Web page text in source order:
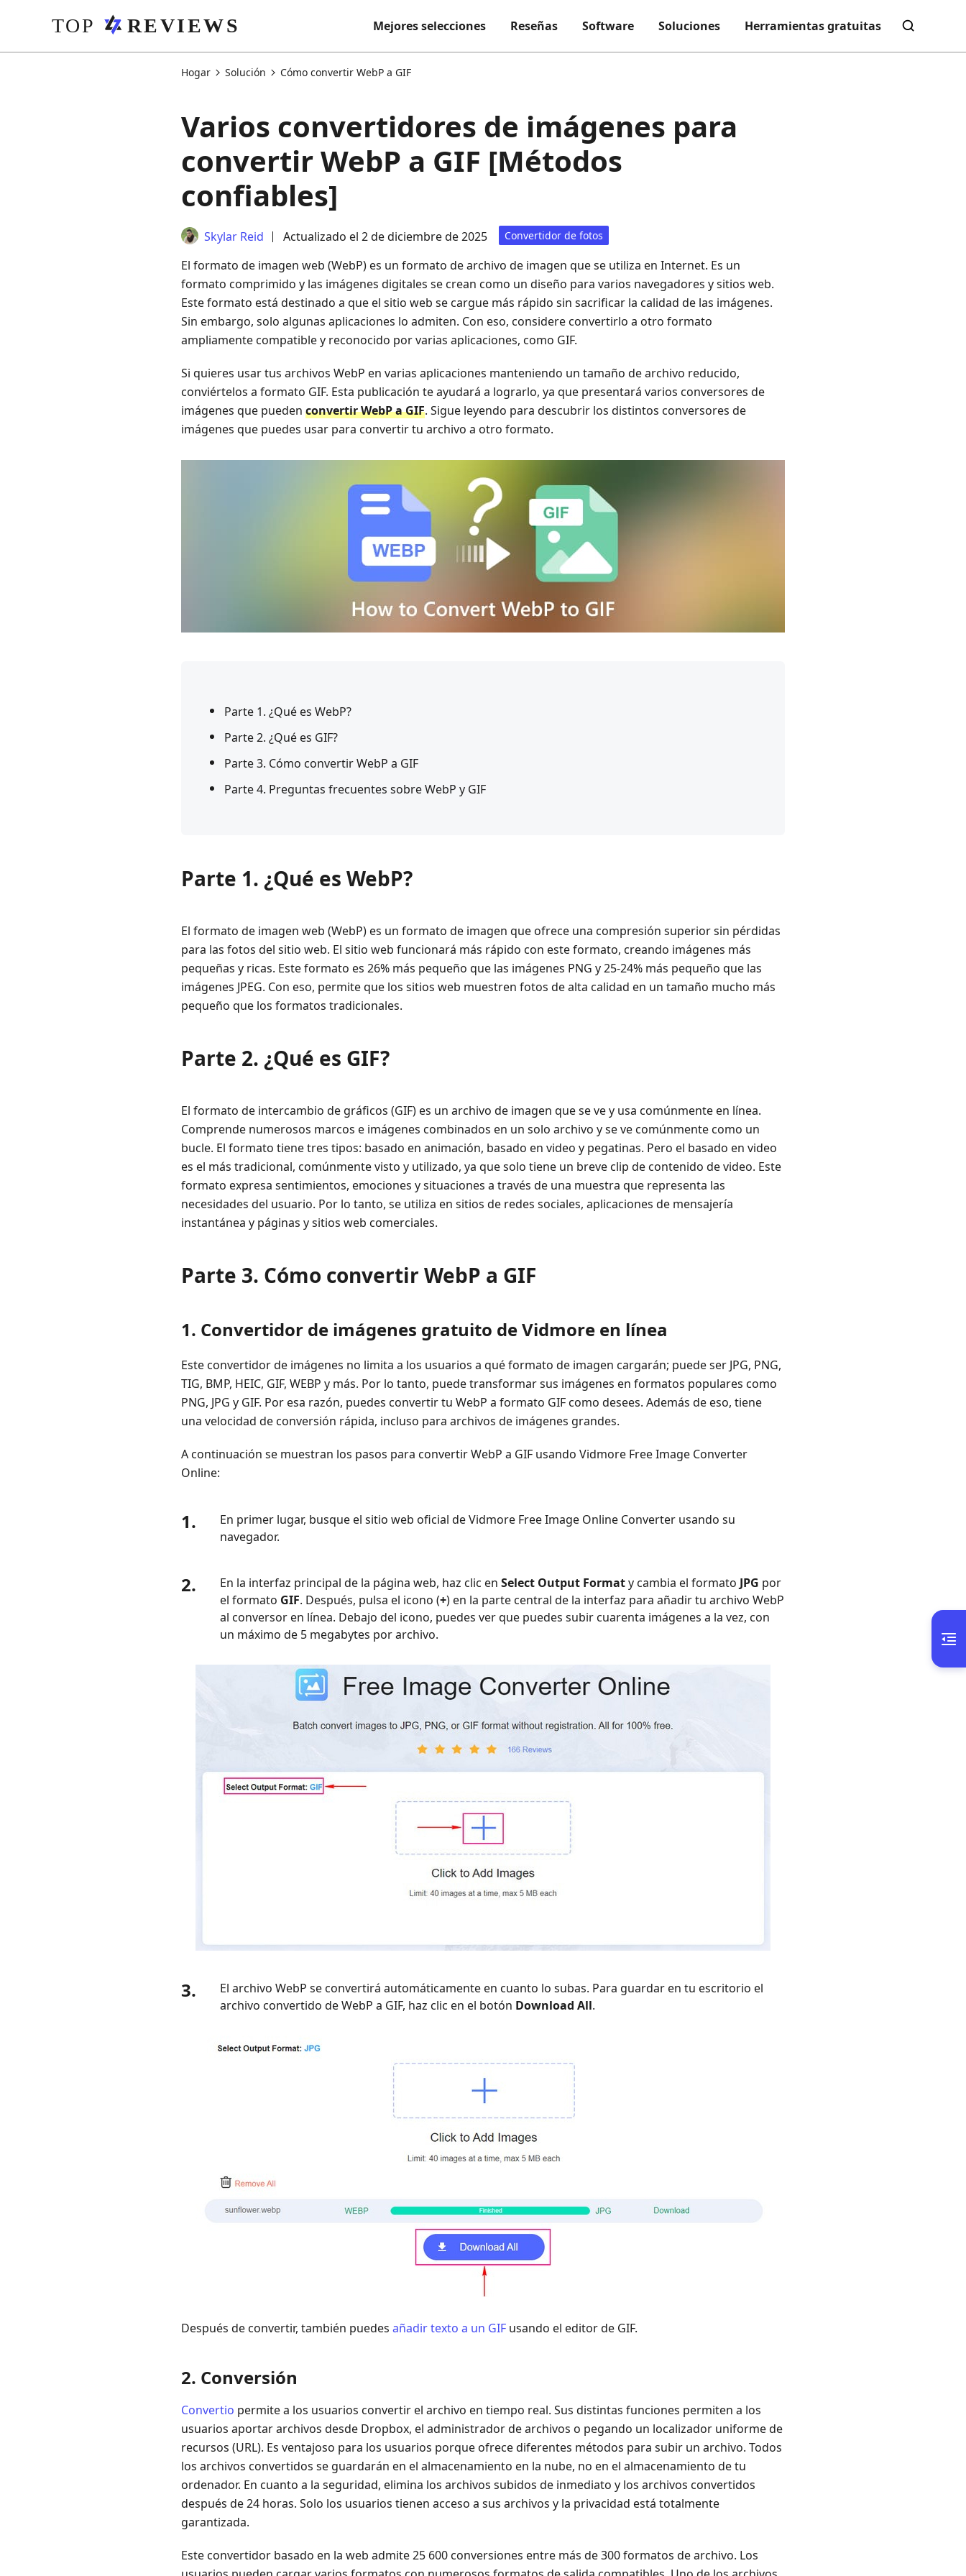
Mejores selecciones Reseñas Software Soluciones Herramientas gratuitas
Hogar Solución Cómo convertir WebP a GIF
Varios convertidores de imágenes para
convertir WebP a GIF [Métodos
confiables]
Skylar Reid Actualizado el 2 de diciembre de 2025 Convertidor de fotos
El formato de imagen web (WebP) es un formato de archivo de imagen que se utiliza en Internet. Es un
formato comprimido y las imágenes digitales se crean como un diseño para varios navegadores y sitios web.
Este formato está destinado a que el sitio web se cargue más rápido sin sacrificar la calidad de las imágenes.
Sin embargo, solo algunas aplicaciones lo admiten. Con eso, considere convertirlo a otro formato
ampliamente compatible y reconocido por varias aplicaciones, como GIF.
Si quieres usar tus archivos WebP en varias aplicaciones manteniendo un tamaño de archivo reducido,
conviértelos a formato GIF. Esta publicación te ayudará a lograrlo, ya que presentará varios conversores de
imágenes que pueden convertir WebP a GIF. Sigue leyendo para descubrir los distintos conversores de
imágenes que puedes usar para convertir tu archivo a otro formato.
Parte 1. ¿Qué es WebP?
Parte 2. ¿Qué es GIF?
Parte 3. Cómo convertir WebP a GIF
Parte 4. Preguntas frecuentes sobre WebP y GIF
Parte 1. ¿Qué es WebP?
El formato de imagen web (WebP) es un formato de imagen que ofrece una compresión superior sin pérdidas
para las fotos del sitio web. El sitio web funcionará más rápido con este formato, creando imágenes más
pequeñas y ricas. Este formato es 26% más pequeño que las imágenes PNG y 25-24% más pequeño que las
imágenes JPEG. Con eso, permite que los sitios web muestren fotos de alta calidad en un tamaño mucho más
pequeño que los formatos tradicionales.
Parte 2. ¿Qué es GIF?
El formato de intercambio de gráficos (GIF) es un archivo de imagen que se ve y usa comúnmente en línea.
Comprende numerosos marcos e imágenes combinados en un solo archivo y se ve comúnmente como un
bucle. El formato tiene tres tipos: basado en animación, basado en video y pegatinas. Pero el basado en video
es el más tradicional, comúnmente visto y utilizado, ya que solo tiene un breve clip de contenido de video. Este
formato expresa sentimientos, emociones y situaciones a través de una muestra que representa las
necesidades del usuario. Por lo tanto, se utiliza en sitios de redes sociales, aplicaciones de mensajería
instantánea y páginas y sitios web comerciales.
Parte 3. Cómo convertir WebP a GIF
1. Convertidor de imágenes gratuito de Vidmore en línea
Este convertidor de imágenes no limita a los usuarios a qué formato de imagen cargarán; puede ser JPG, PNG,
TIG, BMP, HEIC, GIF, WEBP y más. Por lo tanto, puede transformar sus imágenes en formatos populares como
PNG, JPG y GIF. Por esa razón, puedes convertir tu WebP a formato GIF como desees. Además de eso, tiene
una velocidad de conversión rápida, incluso para archivos de imágenes grandes.
A continuación se muestran los pasos para convertir WebP a GIF usando Vidmore Free Image Converter
Online:
1.
En primer lugar, busque el sitio web oficial de Vidmore Free Image Online Converter usando su
navegador.
2. En la interfaz principal de la página web, haz clic en Select Output Formaty cambia el formato JPG por
el formato GIF. Después, pulsa el icono (+) en la parte central de la interfaz para añadir tu archivo WebP
al conversor en línea. Debajo del icono, puedes ver que puedes subir cuarenta imágenes a la vez, con
un máximo de 5 megabytes por archivo.
3.
El archivo WebP se convertirá automáticamente en cuanto lo subas. Para guardar en tu escritorio el
archivo convertido de WebP a GIF, haz clic en el botón Download All.
Después de convertir, también puedes añadir texto a un GIF usando el editor de GIF.
2. Conversión
Convertio permite a los usuarios convertir el archivo en tiempo real. Sus distintas funciones permiten a los
usuarios aportar archivos desde Dropbox, el administrador de archivos o pegando un localizador uniforme de
recursos (URL). Es ventajoso para los usuarios porque ofrece diferentes métodos para subir un archivo. Todos
los archivos convertidos se guardarán en el almacenamiento en la nube, no en el almacenamiento de tu
ordenador. En cuanto a la seguridad, elimina los archivos subidos de inmediato y los archivos convertidos
después de 24 horas. Solo los usuarios tienen acceso a sus archivos y la privacidad está totalmente
garantizada.
Este convertidor basado en la web admite 25 600 conversiones entre más de 300 formatos de archivo. Los